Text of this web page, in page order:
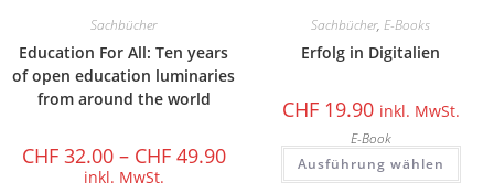
Sachbücher
Education For All: Ten years
of open education luminaries
from around the world
CHF32.00 – CHF49.90
inkl. MwSt.
Sachbücher, E-Books
Erfolg in Digitalien
CHF19.90 inkl. MwSt.
E-Book
Ausführung wählen